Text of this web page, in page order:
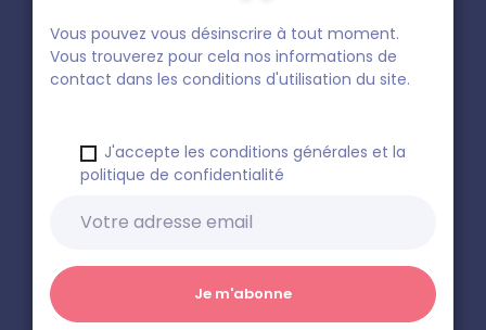
Vous pouvez vous désinscrire à tout moment.
Vous trouverez pour cela nos informations de
contact dans les conditions d'utilisation du site.
J'accepte les conditions générales et la
politique de confidentialité